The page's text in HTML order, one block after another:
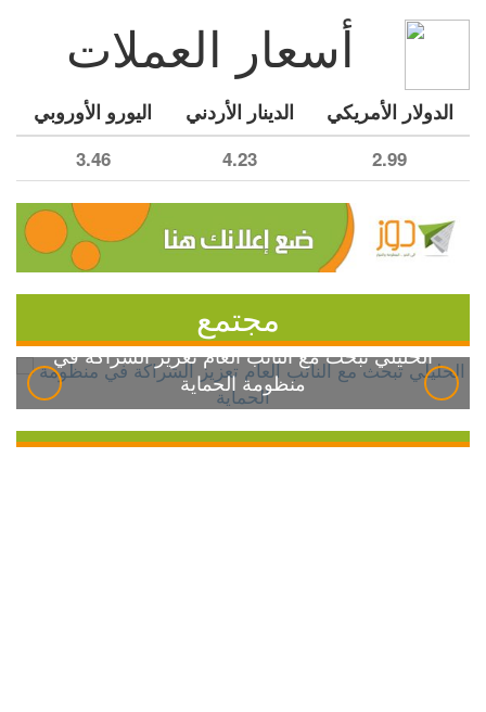
أسعار العملات
الدولار الأمريكي الدينار الأردني اليورو الأوروبي
2.99
4.23
3.46
مجتمع
الخليلي تبحث مع النائب العام تعزيز الشراكة في
منظومة الحماية